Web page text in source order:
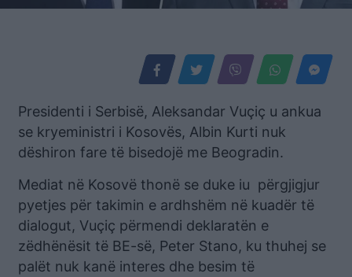
Presidenti i Serbisë, Aleksandar Vuçiç u ankua
se kryeministri i Kosovës, Albin Kurti nuk
dëshiron fare të bisedojë me Beogradin.
Mediat në Kosovë thonë se duke iu përgjigjur
pyetjes për takimin e ardhshëm në kuadër të
dialogut, Vuçiç përmendi deklaratën e
zëdhënësit të BE-së, Peter Stano, ku thuhej se
palët nuk kanë interes dhe besim të